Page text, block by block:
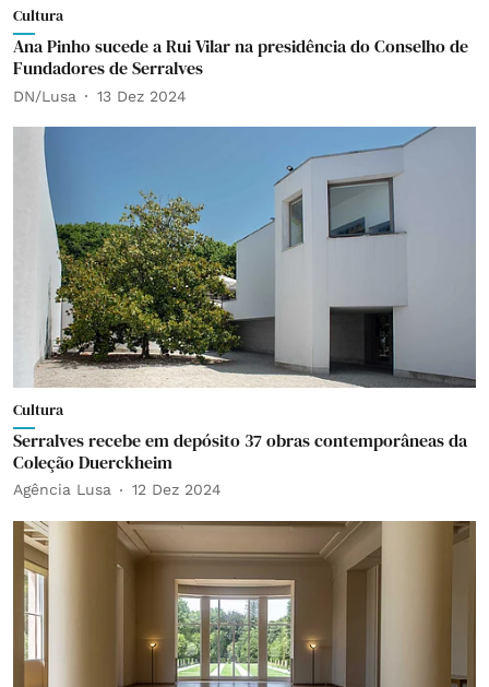
Cultura
Ana Pinho sucede a Rui Vilar na presidência do Conselho de
Fundadores de Serralves
DN/Lusa 13 Dez 2024
Cultura
Serralves recebe em depósito 37 obras contemporâneas da
Coleção Duerckheim
Agência Lusa 12 Dez 2024